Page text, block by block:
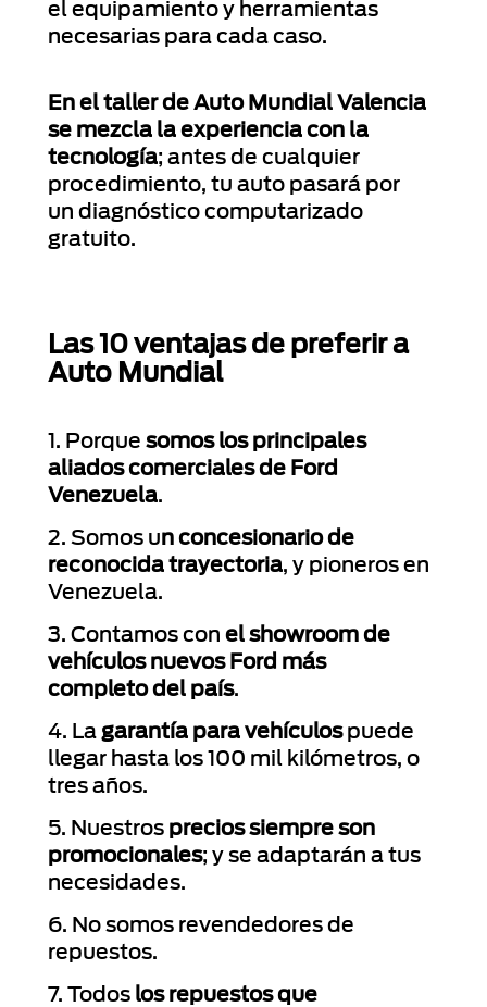
el equipamiento y herramientas
necesarias para cada caso.
En el taller de Auto Mundial Valencia
se mezcla la experiencia con la
tecnología; antes de cualquier
procedimiento, tu auto pasará por
un diagnóstico computarizado
gratuito.
Las 10 ventajas de preferir a
Auto Mundial
1. Porque somos los principales
aliados comerciales de Ford
Venezuela.
2. Somos un concesionario de
reconocida trayectoria, y pioneros en
Venezuela.
3. Contamos con el showroom de
vehículos nuevos Ford más
completo del país.
4. La garantía para vehículospuede
llegar hasta los 100 mil kilómetros, o
tres años.
5. Nuestros precios siempre son
promocionales; y se adaptarán a tus
necesidades.
6. No somos revendedores de
repuestos.
7. Todos los repuestos que